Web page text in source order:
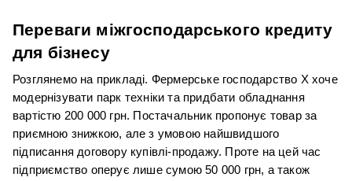
Переваги міжгосподарського кредиту
для бізнесу
Розглянемо на прикладі. Фермерське господарство X хоче
модернізувати парк техніки та придбати обладнання
вартістю 200 000 грн. Постачальник пропонує товар за
приємною знижкою, але з умовою найшвидшого
підписання договору купівлі-продажу. Проте на цей час
підприємство оперує лише сумою 50 000 грн, а також